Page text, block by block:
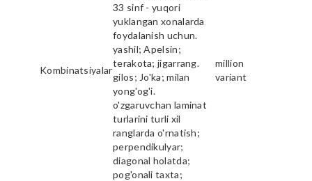
33 sinf - yuqori
yuklangan xonalarda
foydalanish uchun.
Kombinatsiyalar
yashil; Apelsin;
terakota; jigarrang.
gilos; Jo'ka; milan
yong'og'i.
million
variant
o'zgaruvchan laminat
turlarini turli xil
ranglarda o'rnatish;
perpendikulyar;
diagonal holatda;
pog'onali taxta;